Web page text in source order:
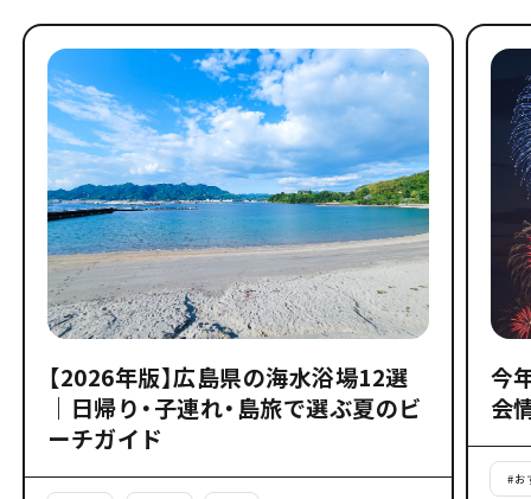
【2026年版】広島県の海水浴場12選
｜日帰り・子連れ・島旅で選ぶ夏のビ
ーチガイド
今
会
#お